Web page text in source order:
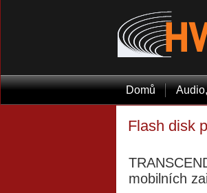
Domů
Flash disk
mobilních